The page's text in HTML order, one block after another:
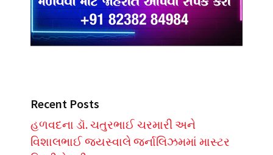
Recent Posts
હળવદના ડૉ. ચતુરભાઈ ચરમારી અને
વિશાલભાઈ જયસ્વાલે જર્નાલિઝમમાં માસ્ટર